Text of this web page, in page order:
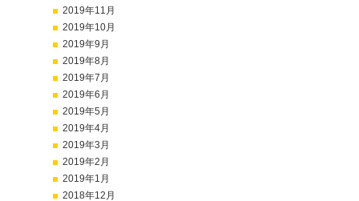
2019年11月
2019年10月
2019年9月
2019年8月
2019年7月
2019年6月
2019年5月
2019年4月
2019年3月
2019年2月
2019年1月
2018年12月